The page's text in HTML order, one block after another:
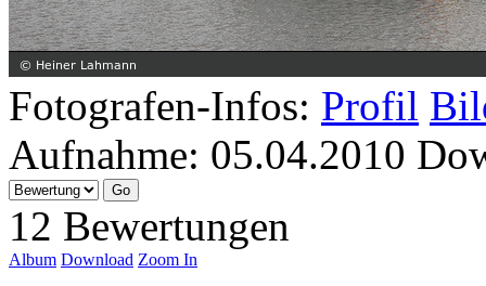
Fotografen-Infos: Profil
Aufnahme: 05.04.2010
12 Bewertungen
Album Download Zoom In